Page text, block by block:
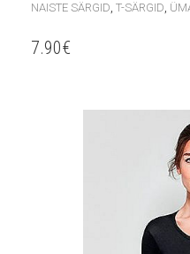
NAISTE SÄRGID T-SÄRGID
7.90€